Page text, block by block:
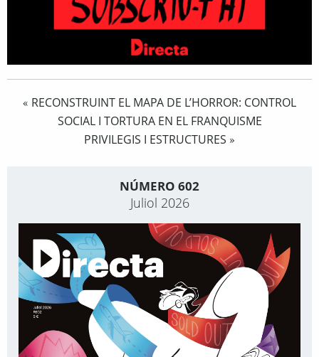
« RECONSTRUINT EL MAPA DE L’HORROR: CONTROL
SOCIAL I TORTURA EN EL FRANQUISME
PRIVILEGIS I ESTRUCTURES »
NÚMERO 602
Juliol 2026